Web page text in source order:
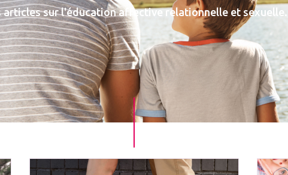
articles sur l'éducation affective relationnelle et sexuelle.